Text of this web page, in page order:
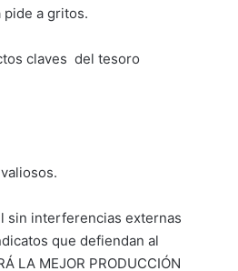
a gritos.
claves del tesoro
sin interferencias externas
que defiendan al
LA MEJOR PRODUCCIÓN